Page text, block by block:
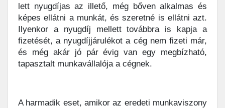
lett nyugdíjas az illető, még bőven alkalmas és
képes ellátni a munkát, és szeretné is ellátni azt.
Ilyenkor a nyugdíj mellett továbbra is kapja a
fizetését, a nyugdíjjárulékot a cég nem fizeti már,
és még akár jó pár évig van egy megbízható,
tapasztalt munkavállalója a cégnek.
A harmadik eset, amikor az eredeti munkaviszony